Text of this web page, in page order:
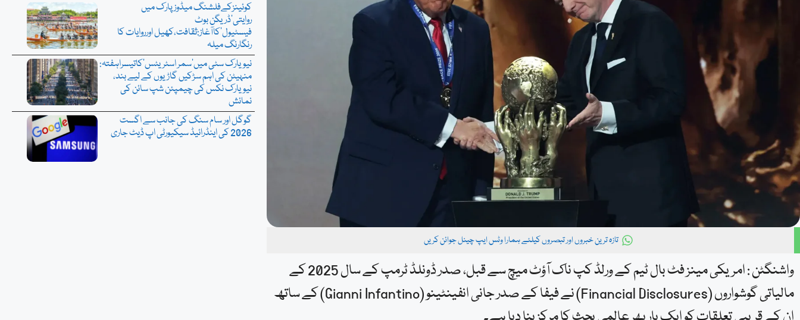
کوئینزکےفلشنگ میڈوزپارک میں
روایتی’ڈریگن بوٹ
فیسٹیول‘کاآغاز:ثقافت،کھیل اورروایات کا
رنگارنگ میلہ
نیویارک سٹی میں’سمر اسٹریٹس‘کاتیسراہفتہ:
منہیٹن کی اہم سڑکیں گاڑیوں کے لیے بند،
نیویارک نکس کی چیمپئن شپ سائن کی
نمائش
گوگل اور سام سنگ کی جانب سے اگست
2026 کی اینڈرائیڈ سیکیورٹی اپ ڈیٹ جاری
تازہ ترین خبروں اور تبصروں کیلئے ہمارا وٹس ایپ چینل جوائن کریں
واشنگٹن : امریکی مینز فٹ بال ٹیم کے ورلڈ کپ ناک آؤٹ میچ سے قبل، صدر ڈونلڈ ٹرمپ کے سال 2025 کے
مالیاتی گوشواروں (Financial Disclosures) نے فیفا کے صدر جانی انفینٹینو (Gianni Infantino) کے ساتھ